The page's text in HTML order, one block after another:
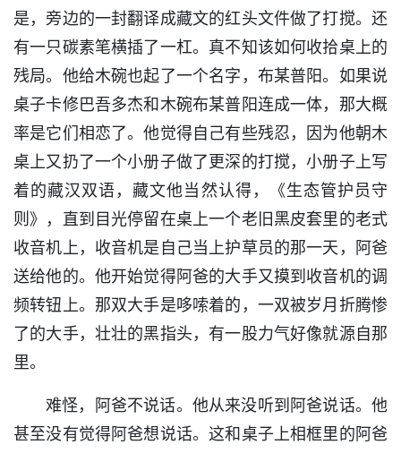
是，旁边的一封翻译成藏文的红头文件做了打搅。还
有一只碳素笔横插了一杠。真不知该如何收拾桌上的
残局。他给木碗也起了一个名字，布某普阳。如果说
桌子卡修巴吾多杰和木碗布某普阳连成一体，那大概
率是它们相恋了。他觉得自己有些残忍，因为他朝木
桌上又扔了一个小册子做了更深的打搅，小册子上写
着的藏汉双语，藏文他当然认得，《生态管护员守
则》，直到目光停留在桌上一个老旧黑皮套里的老式
收音机上，收音机是自己当上护草员的那一天，阿爸
送给他的。他开始觉得阿爸的大手又摸到收音机的调
频转钮上。那双大手是哆嗦着的，一双被岁月折腾惨
了的大手，壮壮的黑指头，有一股力气好像就源自那
里。
难怪，阿爸不说话。他从来没听到阿爸说话。他
甚至没有觉得阿爸想说话。这和桌子上相框里的阿爸